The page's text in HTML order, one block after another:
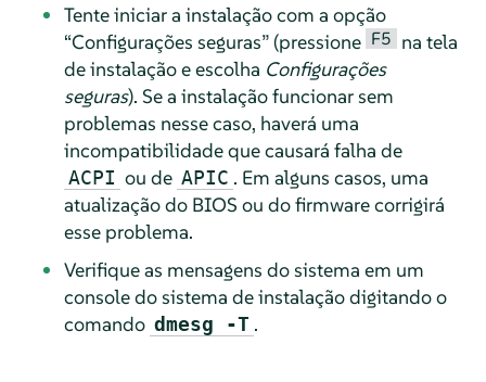
Tente iniciar a instalação com a opção
“Configurações seguras”(pressione F5 na tela
de instalação e escolha Configurações
seguras). Se a instalação funcionar sem
problemas nesse caso, haverá uma
incompatibilidade que causará falha de
ACPI ou de APIC . Em alguns casos, uma
atualização do BIOS ou do firmware corrigirá
esse problema.
Verifique as mensagens do sistema em um
console do sistema de instalação digitando o
comando dmesg -T .